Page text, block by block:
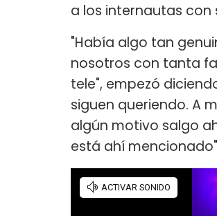
a los internautas con
"Había algo tan
nosotros con tanta
tele", empezó
siguen queriendo. A
algún motivo salgo
está ahí